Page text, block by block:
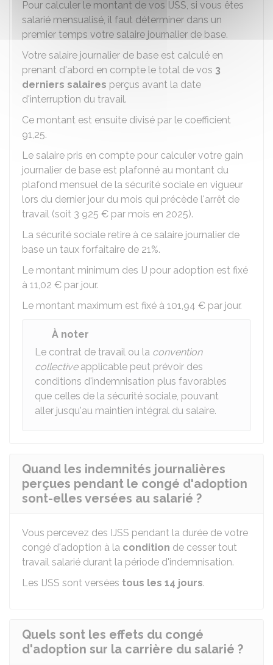
Pour calculer le montant de vos IJSS, si vous êtes
salarié mensualisé, il faut déterminer dans un
premier temps votre salaire journalier de base.
Votre salaire journalier de base est calculé en
prenant d'abord en compte le total de vos 3
derniers salaires perçus avant la date
d'interruption du travail.
Ce montant est ensuite divisé par le coefficient
91,25.
Le salaire pris en compte pour calculer votre gain
journalier de base est plafonné au montant du
plafond mensuel de la sécurité sociale en vigueur
lors du dernier jour du mois qui précède l'arrêt de
travail (soit 3 925 € par mois en 2025).
La sécurité sociale retire à ce salaire journalier de
base un taux forfaitaire de 21%.
Le montant minimum des IJ pour adoption est fixé
à 11,02 € par jour.
Le montant maximum est fixé à 101,94 € par jour.
À noter
Le contrat de travail ou la convention
collectiveapplicable peut prévoir des
conditions d'indemnisation plus favorables
que celles de la sécurité sociale, pouvant
aller jusqu'au maintien intégral du salaire.
Quand les indemnités journalières
perçues pendant le congé d'adoption
sont-elles versées au salarié ?
Vous percevez des IJSS pendant la durée de votre
congé d'adoption à la condition de cesser tout
travail salarié durant la période d'indemnisation.
Les IJSS sont versées tous les 14 jours.
Quels sont les effets du congé
d'adoption sur la carrière du salarié ?